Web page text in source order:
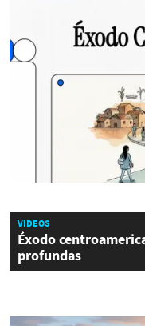
VIDEOS
Éxodo
profundas